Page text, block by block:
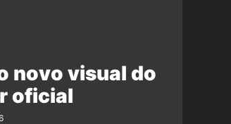
novo visual do
oficial